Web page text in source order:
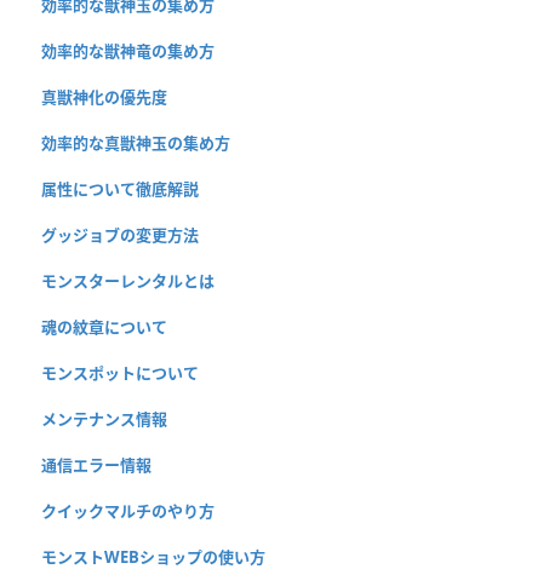
効率的な獣神玉の集め方
効率的な獣神竜の集め方
真獣神化の優先度
効率的な真獣神玉の集め方
属性について徹底解説
グッジョブの変更方法
モンスターレンタルとは
魂の紋章について
モンスポットについて
メンテナンス情報
通信エラー情報
クイックマルチのやり方
モンストWEBショップの使い方